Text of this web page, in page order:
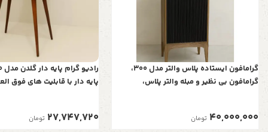
گرامافون ایستاده پلاس والتر مدل 300،
گرامافون بی نظیر و مبله والتر پلاس،
40,000,000 تومان
پایه دار با قابلیت های فوق
27,747,720 تومان